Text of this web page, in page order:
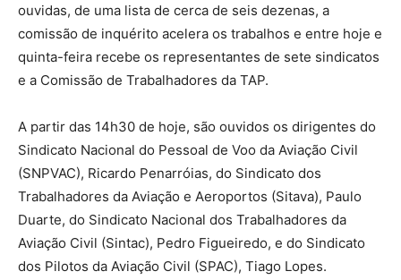
ouvidas, de uma lista de cerca de seis dezenas, a
comissão de inquérito acelera os trabalhos e entre hoje e
quinta-feira recebe os representantes de sete sindicatos
e a Comissão de Trabalhadores da TAP.
A partir das 14h30 de hoje, são ouvidos os dirigentes do
Sindicato Nacional do Pessoal de Voo da Aviação Civil
(SNPVAC), Ricardo Penarróias, do Sindicato dos
Trabalhadores da Aviação e Aeroportos (Sitava), Paulo
Duarte, do Sindicato Nacional dos Trabalhadores da
Aviação Civil (Sintac), Pedro Figueiredo, e do Sindicato
dos Pilotos da Aviação Civil (SPAC), Tiago Lopes.